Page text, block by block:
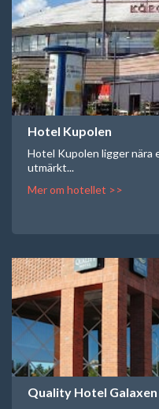
Hotel Kupolen
Hotel Kupolen ligger nära
utmärkt...
Mer om hotellet >>
Quality Hotel Galaxen